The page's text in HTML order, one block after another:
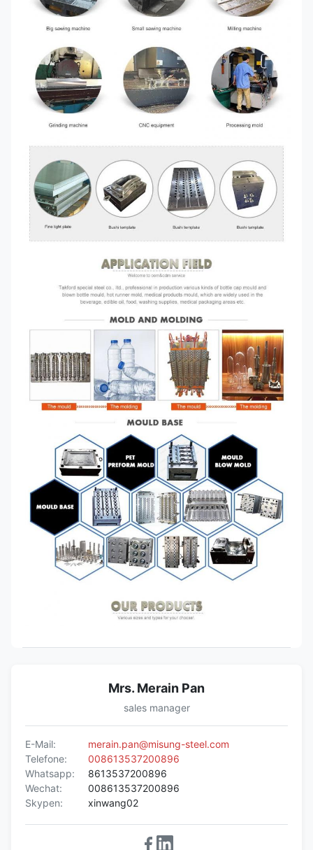
Mrs. Merain Pan
sales manager
E-Mail:
merain.pan@misung-steel.com
Telefone:
008613537200896
Whatsapp:
8613537200896
Wechat:
008613537200896
Skypen:
xinwang02